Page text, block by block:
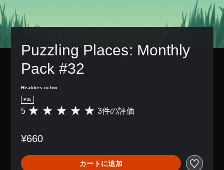
Puzzling Places: Monthly
Pack #32
Realities.io Inc
PS5
評
は
、
平
5 3件の評価
¥660
カートに追加